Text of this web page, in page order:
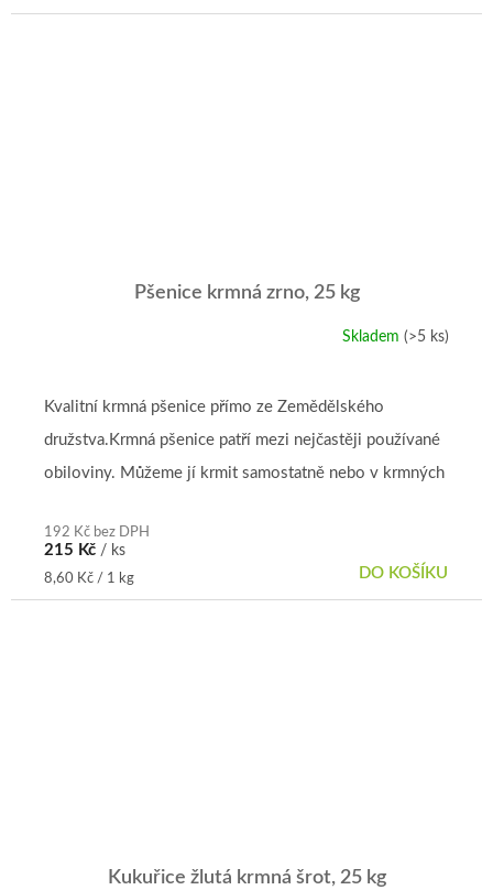
cena:
Pšenice krmná zrno, 25 kg
je
z
hvězdiček.
Skladem(>5 ks)
192 Kč bez DPH
215 Kč / ks
Měrná
cena:
8,60 Kč / 1 kg DO KOŠÍKU
Kvalitní krmná pšenice přímo ze Zemědělského
družstva.Krmná pšenice patří mezi nejčastěji používané
obiloviny. Můžeme jí krmit samostatně nebo v krmných
Kukuřice žlutá krmná šrot, 25 kg